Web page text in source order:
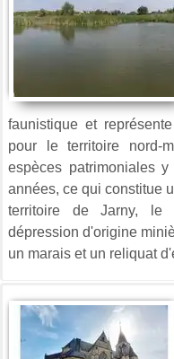
faunistique et
pour le territoire nord-
espèces patrimoniales
années, ce qui constitue
territoire de Jarny, le
dépression d'origine
un marais et un reliquat